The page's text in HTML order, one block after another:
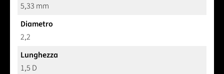
5,33 mm
Diametro
2,2
Lunghezza
1,5 D